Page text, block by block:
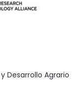
Desarrollo Agrario